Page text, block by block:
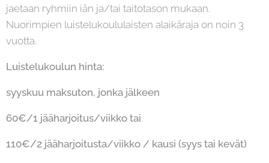
jaetaan ryhmiin iän ja/tai taitotason mukaan.
Nuorimpien luistelukoululaisten alaikäraja on noin 3
vuotta.
Luistelukoulun hinta:
syyskuu maksuton, jonka jälkeen
60€/1 jääharjoitus/viikko tai
110€/2 jääharjoitusta/viikko / kausi (syys tai kevät)